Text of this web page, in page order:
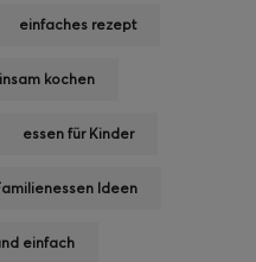
einfaches rezept
kochen
essen für Kinder
Ideen
einfach